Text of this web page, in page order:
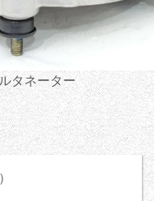
タネーター